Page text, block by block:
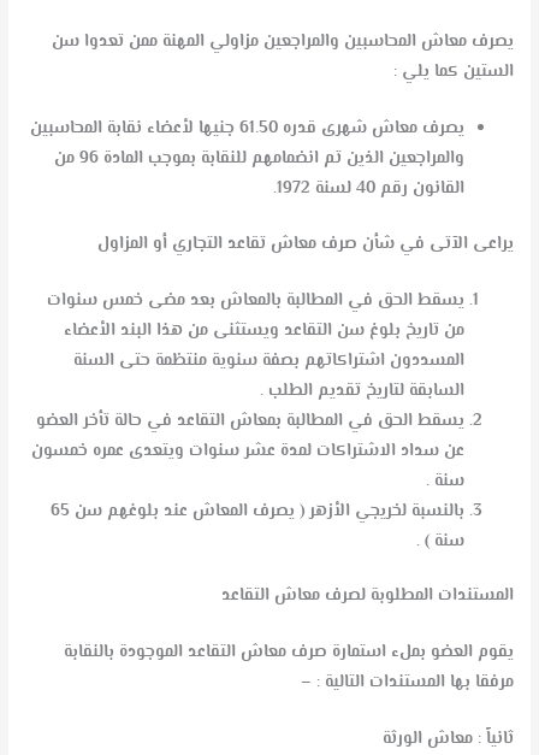
يصرف معاش المحاسبين والمراجعين مزاولي المهنة ممن تعدوا سن
الستين كما يلي :
يصرف معاش شهری قدره 61.50 جنيها لأعضاء نقابة المحاسبين
والمراجعين الذين تم انضمامهم للنقابة بموجب المادة 96 من
القانون رقم 40 لسنة 1972.
يراعى الآتى في شأن صرف معاش تقاعد التجاري أو المزاول
يسقط الحق في المطالبة بالمعاش بعد مضى خمس سنوات
من تاريخ بلوغ سن التقاعد ويستثنى من هذا البند الأعضاء
المسددون اشتراكاتهم بصفة سنوية منتظمة حتى السنة
السابقة لتاريخ تقديم الطلب .
يسقط الحق في المطالبة بمعاش التقاعد في حالة تأخر العضو
عن سداد الاشتراكات لمدة عشر سنوات ويتعدى عمره خمسون
سنة .
بالنسبة لخريجي الأزهر ( يصرف المعاش عند بلوغهم سن 65
سنة ) .
المستندات المطلوبة لصرف معاش التقاعد
يقوم العضو بملء استمارة صرف معاش التقاعد الموجودة بالنقابة
مرفقا بها المستندات التالية : –
ثانياً : معاش الورثة